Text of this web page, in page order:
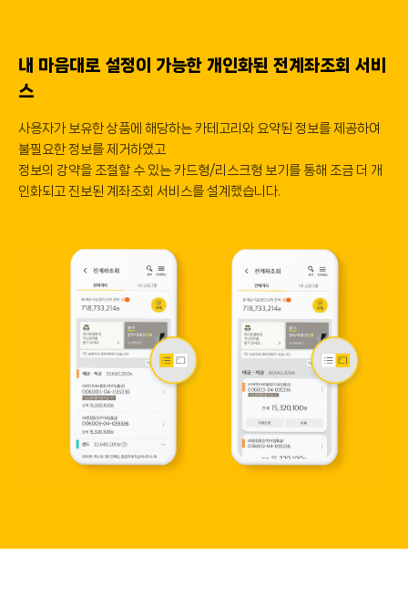
내 마음대로 설정이 가능한 개인화된 전계좌조회 서비
스
사용자가 보유한 상품에 해당하는 카테고리와 요약된 정보를 제공하여
불필요한 정보를 제거하였고
정보의 강약을 조절할 수 있는 카드형/리스크형 보기를 통해 조금 더 개
인화되고 진보된 계좌조회 서비스를 설계했습니다.